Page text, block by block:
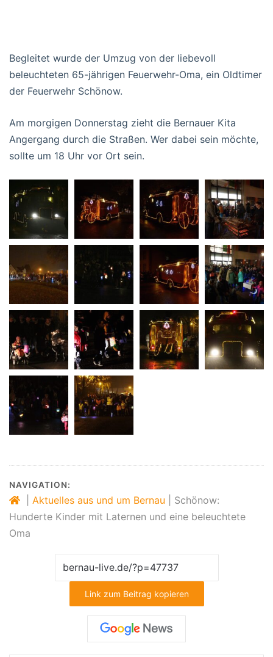
Begleitet wurde der Umzug von der liebevoll
beleuchteten 65-jährigen Feuerwehr-Oma, ein Oldtimer
der Feuerwehr Schönow.
Am morgigen Donnerstag zieht die Bernauer Kita
Angergang durch die Straßen. Wer dabei sein möchte,
sollte um 18 Uhr vor Ort sein.
NAVIGATION:
Aktuelles aus und um Bernau
Schönow:
Hunderte Kinder mit Laternen und eine beleuchtete
Oma
Link zum Beitrag kopieren